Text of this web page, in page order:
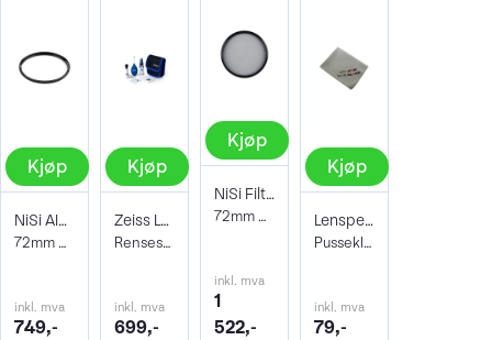
Kjøp
NiSi AIR Protector Filter 72mm
72mm Beskyttelsesfilter
inkl. mva
749,-
Kjøp
Zeiss Lens Cleaning Kit
Rensesett for objektiv og kamera
inkl. mva
699,-
Kjøp
NiSi Filter Circ Polarizer True Color 72
72mm Pro Nano Pola Filter
inkl. mva
1
522,-
Kjøp
Lenspen Photo Microklear Cloth
Pusseklut i microfiber
inkl. mva
79,-